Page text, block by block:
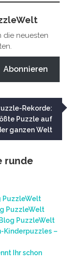
die neuesten
Abonnieren
Rekorde:
Puzzle auf
ganzen Welt
runde
PuzzleWelt
PuzzleWelt
PuzzleWelt
Kinderpuzzles –
Ihr schon